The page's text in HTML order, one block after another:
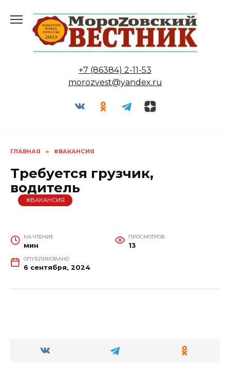
содержанию
+7 (86384) 2-11-53
morozvest@yandex.ru
ГЛАВНАЯ » #ВАКАНСИЯ
Требуется грузчик,
водитель
#ВАКАНСИЯ
НА ЧТЕНИЕ
мин
ПРОСМОТРОВ
13
ОПУБЛИКОВАНО
6 сентября, 2024